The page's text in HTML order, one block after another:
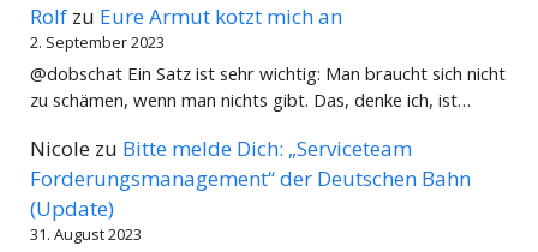
Rolf zu Eure Armut kotzt mich an
2. September 2023
@dobschat Ein Satz ist sehr wichtig: Man braucht sich nicht
zu schämen, wenn man nichts gibt. Das, denke ich, ist…
Nicole zu Bitte melde Dich: „Serviceteam
Forderungsmanagement“ der Deutschen Bahn
(Update)
31. August 2023